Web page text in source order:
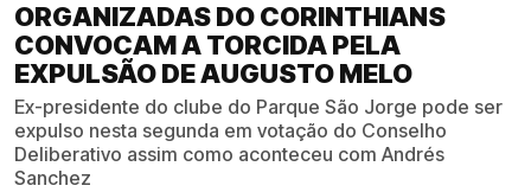
ORGANIZADAS DO CORINTHIANS
CONVOCAM A TORCIDA PELA
EXPULSÃO DE AUGUSTO MELO
Ex-presidente do clube do Parque São Jorge pode ser
expulso nesta segunda em votação do Conselho
Deliberativo assim como aconteceu com Andrés
Sanchez